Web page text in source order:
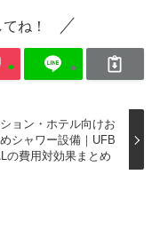
ね！
ョン・ホテル向けお
シャワー設備｜UFB
の費用対効果まとめ